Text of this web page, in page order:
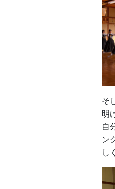
そ
明
自
ン
し